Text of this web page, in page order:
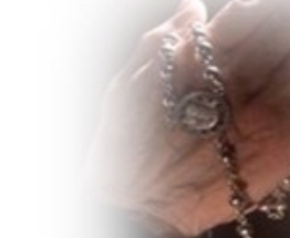
Krunice.